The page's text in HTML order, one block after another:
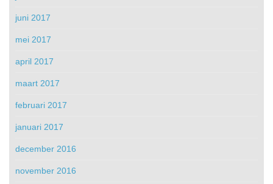
juni 2017
mei 2017
april 2017
maart 2017
februari 2017
januari 2017
december 2016
november 2016